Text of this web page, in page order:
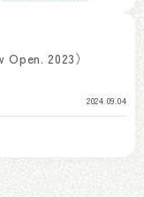
2023）
2024.09.04